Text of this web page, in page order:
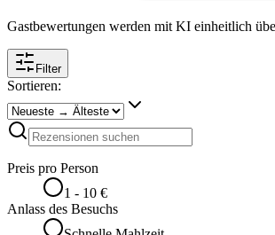
Gastbewertungen werden mit KI einheitlich
Filter
Sortieren:
Preis pro Person
1 - 10 €
Anlass des Besuchs